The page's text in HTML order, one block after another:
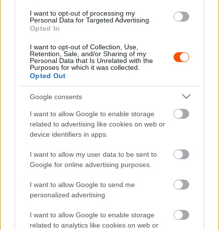
I want to opt-out of processing my
Personal Data for Targeted Advertising.
Opted In
I want to opt-out of Collection, Use,
Retention, Sale, and/or Sharing of my
Personal Data that Is Unrelated with the
Purposes for which it was collected.
Opted Out
Google consents
I want to allow Google to enable storage
related to advertising like cookies on web or
device identifiers in apps.
I want to allow my user data to be sent to
Google for online advertising purposes.
I want to allow Google to send me
personalized advertising.
I want to allow Google to enable storage
related to analytics like cookies on web or
Magyar Nagydíj
Facebook X